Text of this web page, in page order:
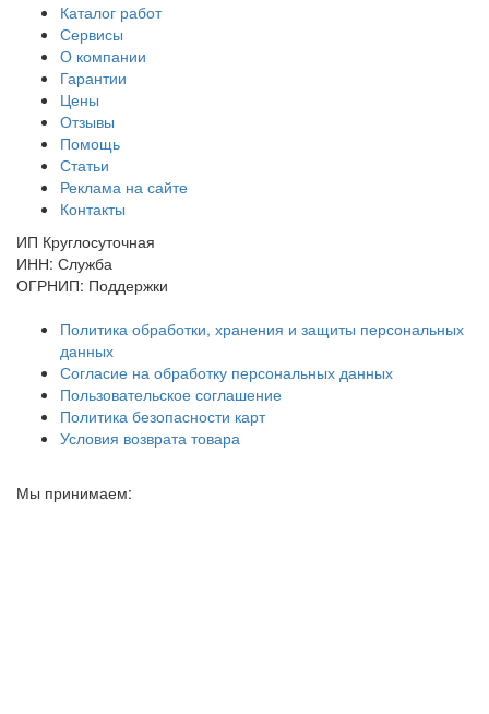
Каталог работ
Сервисы
О компании
Гарантии
Цены
Отзывы
Помощь
Статьи
Реклама на сайте
Контакты
ИП Круглосуточная
ИНН: Служба
ОГРНИП: Поддержки
Политика обработки, хранения и защиты персональных
данных
Согласие на обработку персональных данных
Пользовательское соглашение
Политика безопасности карт
Условия возврата товара
Мы принимаем: